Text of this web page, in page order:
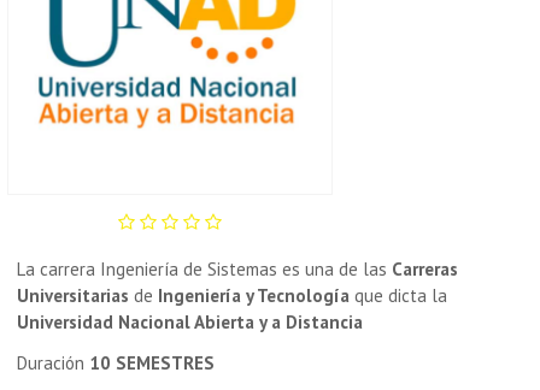
La carrera Ingeniería de Sistemas es una de las Carreras
Universitarias de Ingeniería y Tecnología que dicta la
Universidad Nacional Abierta y a Distancia
Duración 10 SEMESTRES